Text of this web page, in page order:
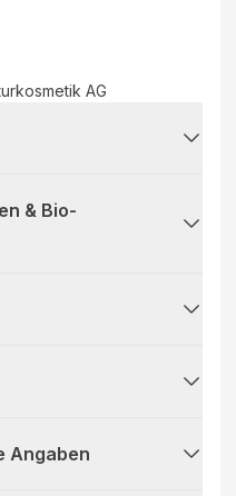
AG
& Bio-
Angaben